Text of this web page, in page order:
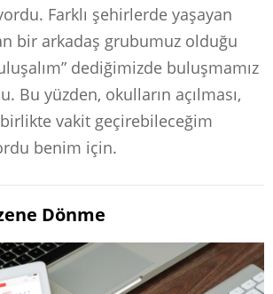
Farklı şehirlerde yaşayan
bir arkadaş grubumuz olduğu
dediğimizde buluşmamız
Bu yüzden, okulların açılması,
vakit geçirebileceğim
benim için.
Dönme